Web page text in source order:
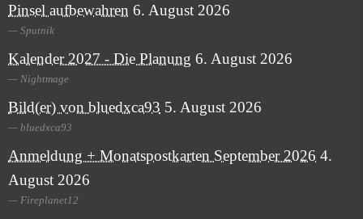
Pinsel aufbewahren 6. August 2026
Sputnik
Kalender 2027 - Die Planung 6. August 2026
Nightmage
Bild(er) von bluedxca93 5. August 2026
bluedxca93
Anmeldung + Monatspostkarten September 2026 4.
August 2026
Fireplanet12